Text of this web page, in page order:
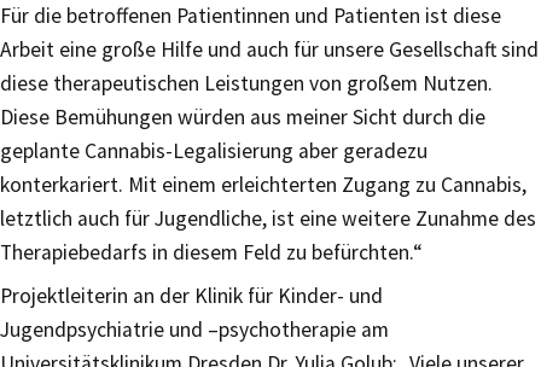
Für die betroffenen Patientinnen und Patienten ist diese
Arbeit eine große Hilfe und auch für unsere Gesellschaft sind
diese therapeutischen Leistungen von großem Nutzen.
Diese Bemühungen würden aus meiner Sicht durch die
geplante Cannabis-Legalisierung aber geradezu
konterkariert. Mit einem erleichterten Zugang zu Cannabis,
letztlich auch für Jugendliche, ist eine weitere Zunahme des
Therapiebedarfs in diesem Feld zu befürchten.“
Projektleiterin an der Klinik für Kinder- und
Jugendpsychiatrie und –psychotherapie am